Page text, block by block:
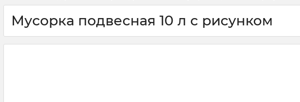
Мусорка подвесная 10 л с рисунком